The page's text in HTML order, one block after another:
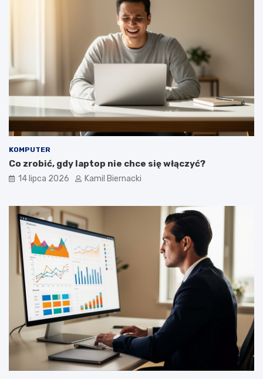
KOMPUTER
Co zrobić, gdy laptop nie chce się włączyć?
14 lipca 2026 Kamil Biernacki